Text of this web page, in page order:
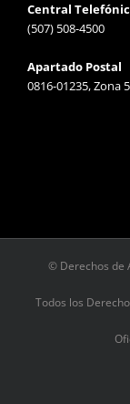
Central
(507) 508-4500
Apartado Postal
0816-01235, Zona
© Derechos de
Todos los